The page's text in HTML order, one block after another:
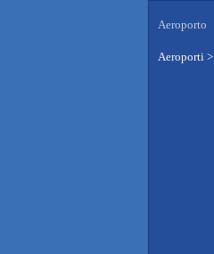
Aeroporto
Aeroporti >